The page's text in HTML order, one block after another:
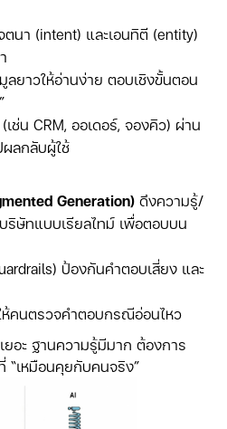
ตนา (intent) และเอนทิตี (entity)
ยาวให้อ่านง่าย ตอบเชิงขั้นตอน
เช่น CRM, ออเดอร์, จองคิว) ผ่าน
ลกลับผู้ใช้
Generation) ดึงความรู้/
ริษัทแบบเรียลไทม์ เพื่อตอบบน
ป้องกันคำตอบเสี่ยง และ
ห้คนตรวจคำตอบกรณีอ่อนไหว
ยอะ ฐานความรู้มีมาก ต้องการ
“เหมือนคุยกับคนจริง”